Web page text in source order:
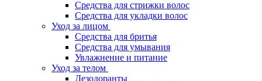
Средства для стрижки волос
Средства для укладки волос
Уход за лицом
Средства для бритья
Средства для умывания
Увлажнение и питание
Уход за телом
Дезодоранты